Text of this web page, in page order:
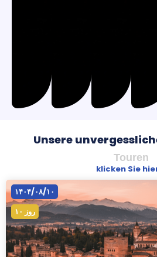
Touren
Unsere
klicken Sie
۱۴۰۴/۰۸/۱۰
۱۰ روز